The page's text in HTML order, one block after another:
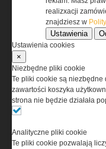
www.special-ops.pl
Korzystanie z
z zaakceptowaniem
odpowiedzialnością
0000537655, NIP
(zwana dalej Grupa
realizxacji
znajdziesz w
Ustawienia
Ustawienia cookies
×
Niezbędne pliki cookie
Te pliki cookie są niezbędne
zawartości koszyka
strona nie będzie działała
Analityczne pliki cookie
Te pliki cookie pozwalają